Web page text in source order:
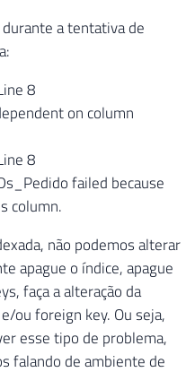
a tentativa de
8
on column
8
failed because
column.
não podemos alterar
apague o índice, apague
faça a alteração da
ou foreign key. Ou seja,
esse tipo de problema,
falando de ambiente de